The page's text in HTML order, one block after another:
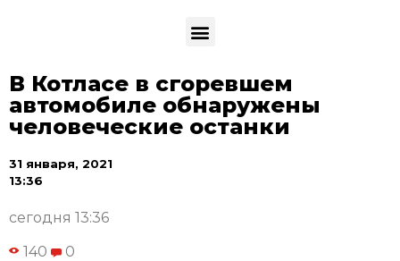
В Котласе в сгоревшем
автомобиле обнаружены
человеческие останки
31 января, 2021
13:36
сегодня 13:36
140 0